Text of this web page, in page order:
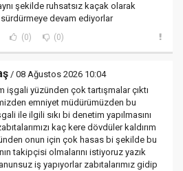
şekilde ruhsatsız kaçak olarak
sürdürmeye devam ediyorlar
(0) (0)
/ 08 Ağustos 2026 10:04
işgali yüzünden çok tartışmalar çıktı
emniyet müdürümüzden bu
ile ilgili sıkı bi denetim yapılmasını
kaç kere dövdüler kaldırım
onun için çok hasas bi şekilde bu
takipçisi olmalarını istiyoruz yazık
iş yapıyorlar zabıtalarımız gidip